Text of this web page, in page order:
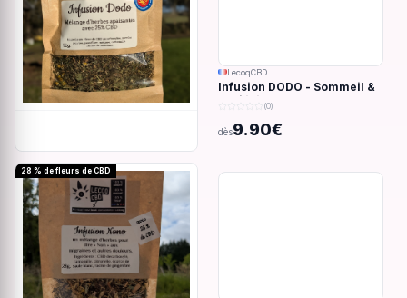
LecoqCBD
Infusion DODO - Sommeil &
anxiété - 32g
(0)
dès9.90€
28 % de fleurs de CBD